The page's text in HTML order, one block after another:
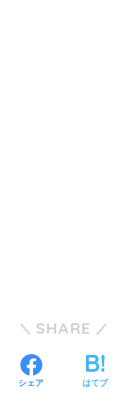
SHARE
シェア はてブ